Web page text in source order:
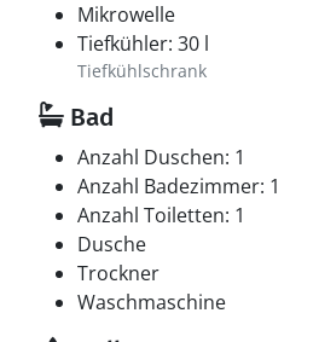
Mikrowelle
Tiefkühler: 30 l
Tiefkühlschrank
Bad
Anzahl Duschen: 1
Anzahl Badezimmer: 1
Anzahl Toiletten: 1
Dusche
Trockner
Waschmaschine